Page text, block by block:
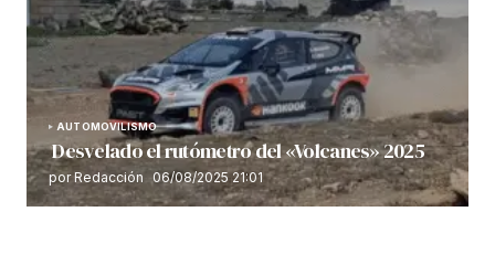
AUTOMOVILISMO
Desvelado el rutómetro del «Volcanes» 2025
por Redacción 06/08/2025 21:01